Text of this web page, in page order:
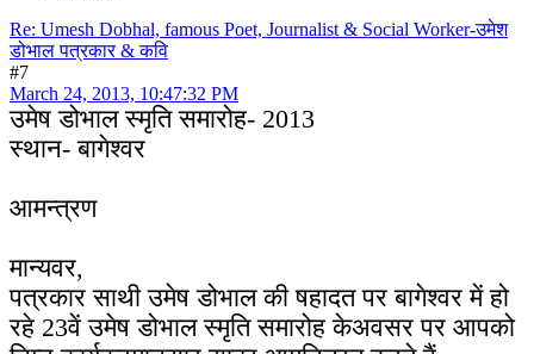
Re: Umesh Dobhal, famous Poet, Journalist & Social Worker-उमेश
डोभाल पत्रकार & कवि
#7
March 24, 2013, 10:47:32 PM
उमेष डोभाल स्मृति समारोह- 2013
स्थान- बागेश्वर
आमन्त्रण
मान्यवर,
पत्रकार साथी उमेष डोभाल की षहादत पर बागेश्वर में हो
रहे 23वें उमेष डोभाल स्मृति समारोह केअवसर पर आपको